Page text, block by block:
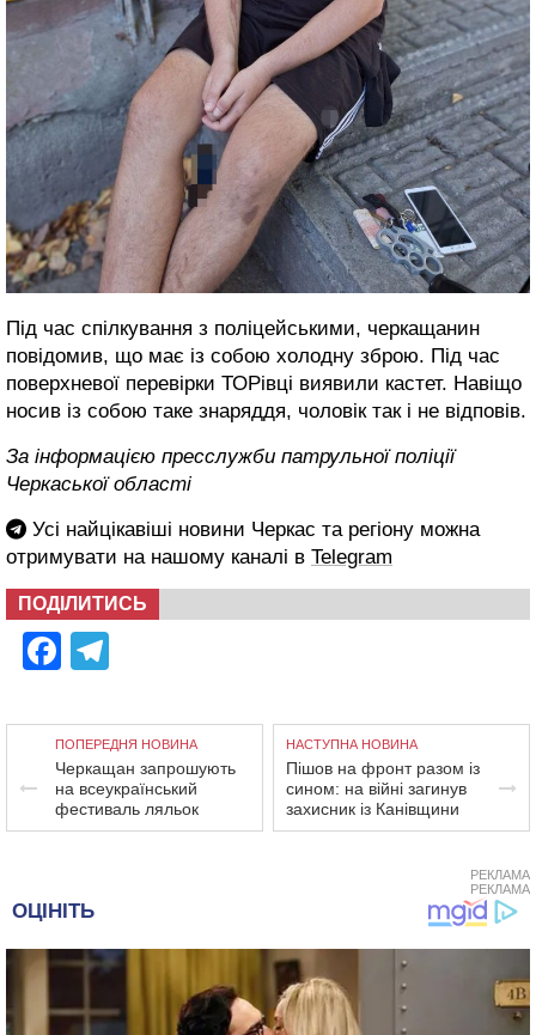
Під час спілкування з поліцейськими, черкащанин
повідомив, що має із собою холодну зброю. Під час
поверхневої перевірки ТОРівці виявили кастет. Навіщо
носив із собою таке знаряддя, чоловік так і не відповів.
За інформацією пресслужби патрульної поліції
Черкаської області
Усі найцікавіші новини Черкас та регіону можна
отримувати на нашому каналі в Telegram
ПОДІЛИТИСЬ
Facebook
ПОПЕРЕДНЯ НОВИНА
Черкащан запрошують
на всеукраїнський
фестиваль ляльок
НАСТУПНА НОВИНА
Пішов на фронт разом із
сином: на війні загинув
захисник із Канівщини
РЕКЛАМА
РЕКЛАМА